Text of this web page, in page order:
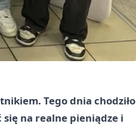
Tego dnia chodziło
się na realne pieniądze i